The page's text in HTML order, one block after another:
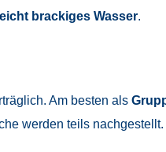
leicht brackiges Wasser.
Am besten als
werden teils nachgestellt.